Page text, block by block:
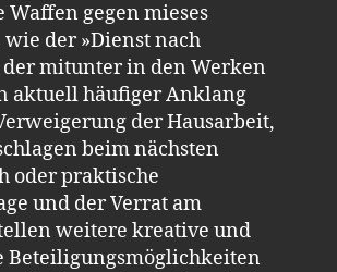
gegen mieses
der »Dienst nach
mitunter in den Werken
aktuell häufiger Anklang
der Hausarbeit,
beim nächsten
oder praktische
und der Verrat am
weitere kreative und
Beteiligungsmöglichkeiten